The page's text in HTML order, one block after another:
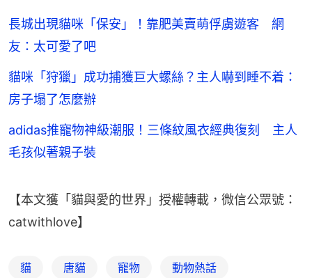
長城出現貓咪「保安」！靠肥美賣萌俘虜遊客 網
友：太可愛了吧
貓咪「狩獵」成功捕獲巨大螺絲？主人嚇到睡不着：
房子塌了怎麼辦
adidas推寵物神級潮服！三條紋風衣經典復刻 主人
毛孩似著親子裝
【本文獲「貓與愛的世界」授權轉載，微信公眾號：
catwithlove】
貓 唐貓 寵物 動物熱話